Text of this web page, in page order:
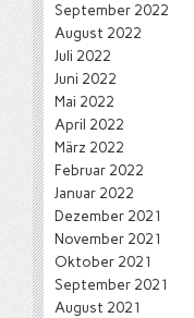
September 2022
August 2022
Juli 2022
Juni 2022
Mai 2022
April 2022
März 2022
Februar 2022
Januar 2022
Dezember 2021
November 2021
Oktober 2021
September 2021
August 2021